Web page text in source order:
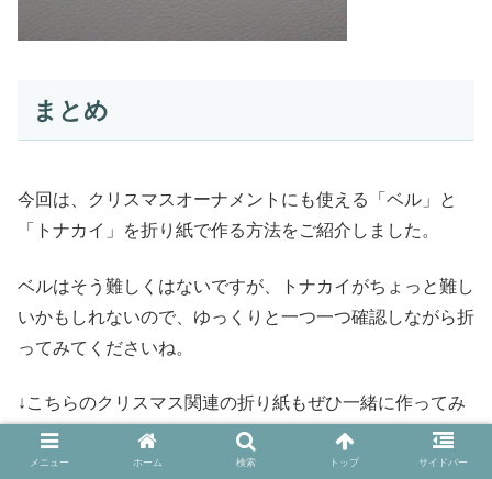
まとめ
今回は、クリスマスオーナメントにも使える「ベル」と
「トナカイ」を折り紙で作る方法をご紹介しました。
ベルはそう難しくはないですが、トナカイがちょっと難し
いかもしれないので、ゆっくりと一つ一つ確認しながら折
ってみてくださいね。
↓こちらのクリスマス関連の折り紙もぜひ一緒に作ってみ
てくださいね♪
メニュー ホーム 検索 トップ サイドバー